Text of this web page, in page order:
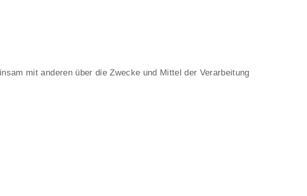
mit anderen über die Zwecke und Mittel der Verarbeitung